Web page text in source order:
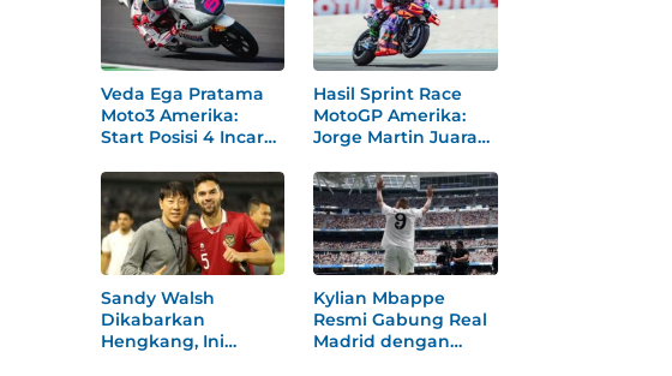
Veda Ega Pratama
Moto3 Amerika:
Start Posisi 4 Incar
Hasil Sprint Race
MotoGP Amerika:
Jorge Martin Juara
Sandy Walsh
Dikabarkan
Hengkang, Ini
Kylian Mbappe
Resmi Gabung Real
Madrid dengan